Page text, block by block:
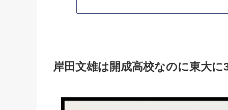
岸田文雄は開成高校なのに東大に